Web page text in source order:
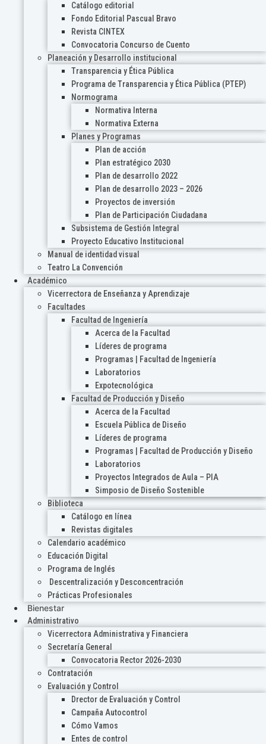
Catálogo editorial
Fondo Editorial Pascual Bravo
Revista CINTEX
Convocatoria Concurso de Cuento
Planeación y Desarrollo institucional
Transparencia y Ética Pública
Programa de Transparencia y Ética Pública (PTEP)
Normograma
Normativa Interna
Normativa Externa
Planes y Programas
Plan de acción
Plan estratégico 2030
Plan de desarrollo 2022
Plan de desarrollo 2023 – 2026
Proyectos de inversión
Plan de Participación Ciudadana
Subsistema de Gestión Integral
Proyecto Educativo Institucional
Manual de identidad visual
Teatro La Convención
Académico
Vicerrectora de Enseñanza y Aprendizaje
Facultades
Facultad de Ingeniería
Acerca de la Facultad
Líderes de programa
Programas | Facultad de Ingeniería
Laboratorios
Expotecnológica
Facultad de Producción y Diseño
Acerca de la Facultad
Escuela Pública de Diseño
Líderes de programa
Programas | Facultad de Producción y Diseño
Laboratorios
Proyectos Integrados de Aula – PIA
Simposio de Diseño Sostenible
Biblioteca
Catálogo en línea
Revistas digitales
Calendario académico
Educación Digital
Programa de Inglés
Descentralización y Desconcentración
Prácticas Profesionales
Bienestar
Administrativo
Vicerrectora Administrativa y Financiera
Secretaría General
Convocatoria Rector 2026-2030
Contratación
Evaluación y Control
Drector de Evaluación y Control
Campaña Autocontrol
Cómo Vamos
Entes de control